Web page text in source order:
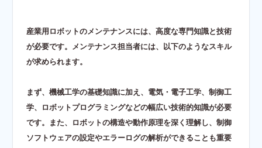
産業用ロボットのメンテナンスには、高度な専門知識と技術
が必要です。メンテナンス担当者には、以下のようなスキル
が求められます。
まず、機械工学の基礎知識に加え、電気・電子工学、制御工
学、ロボットプログラミングなどの幅広い技術的知識が必要
です。また、ロボットの構造や動作原理を深く理解し、制御
ソフトウェアの設定やエラーログの解析ができることも重要